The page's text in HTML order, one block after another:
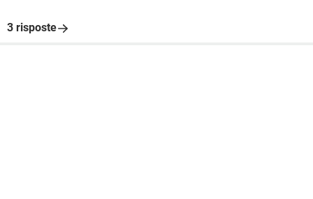
3 risposte